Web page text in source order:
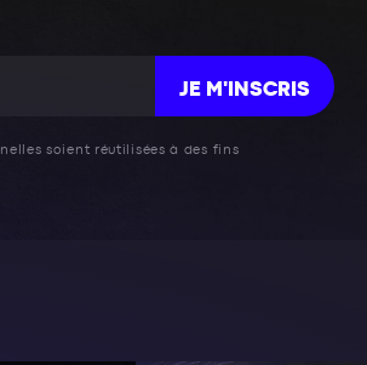
JE M'INSCRIS
soient réutilisées à des fins